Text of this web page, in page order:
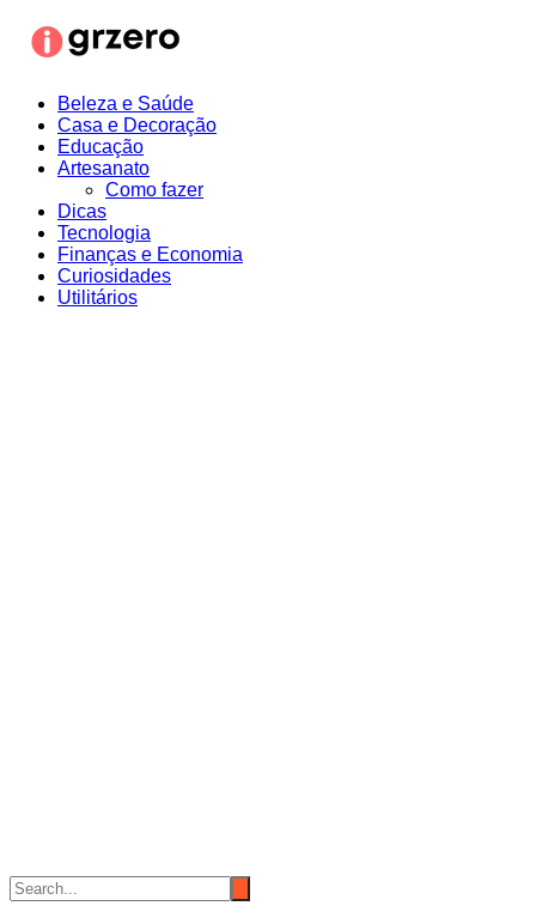
para
Beleza e Saúde
Casa e Decoração
Educação
Artesanato
Como fazer
Dicas
Tecnologia
Finanças e Economia
Curiosidades
Utilitários